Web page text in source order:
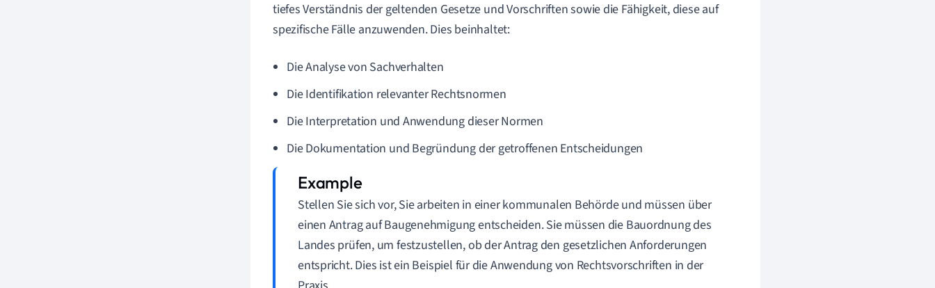
tiefes Verständnis der geltenden Gesetze und Vorschriften sowie die Fähigkeit, diese auf
spezifische Fälle anzuwenden. Dies beinhaltet:
Die Analyse von Sachverhalten
Die Identifikation relevanter Rechtsnormen
Die Interpretation und Anwendung dieser Normen
Die Dokumentation und Begründung der getroffenen Entscheidungen
Stellen Sie sich vor, Sie arbeiten in einer kommunalen Behörde und müssen über
einen Antrag auf Baugenehmigung entscheiden. Sie müssen die Bauordnung des
Landes prüfen, um festzustellen, ob der Antrag den gesetzlichen Anforderungen
entspricht. Dies ist ein Beispiel für die Anwendung von Rechtsvorschriften in der